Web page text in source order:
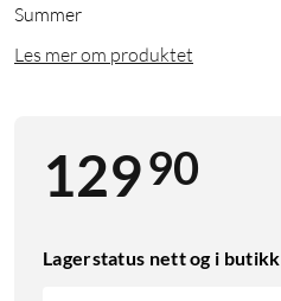
Summer
Les mer om produktet
12990
Lagerstatus nett og i butikk